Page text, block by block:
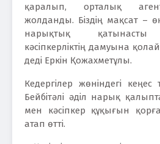
қаралып, орталық
жолданды. Біздің мақсат –
нарықтық қатынасты
кәсіпкерліктің дамуына
деді Еркін Қожахметұлы.
Кедергілер жөніндегі кеңес
Бейбітәлі әділ нарық
мен кәсіпкер құқығын
атап өтті.